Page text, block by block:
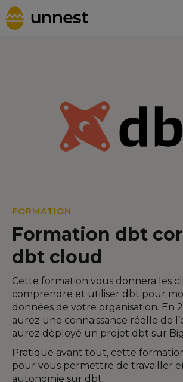
FORMATION
Formation dbt
dbt cloud
Cette formation vous donnera les
comprendre et utiliser dbt pour
données de votre organisation. En
aurez une connaissance réelle de
aurez déployé un projet dbt sur
Pratique avant tout, cette
pour vous permettre de travailler
autonomie sur dbt.